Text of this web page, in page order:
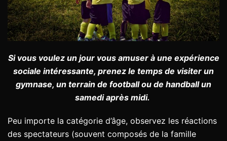
Si vous voulez un jour vous amuser à une expérience
sociale intéressante, prenez le temps de visiter un
gymnase, un terrain de football ou de handball un
samedi après midi.
Peu importe la catégorie d’âge, observez les réactions
des spectateurs (souvent composés de la famille